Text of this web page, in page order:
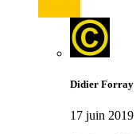
Didier Forray
17 juin 2019